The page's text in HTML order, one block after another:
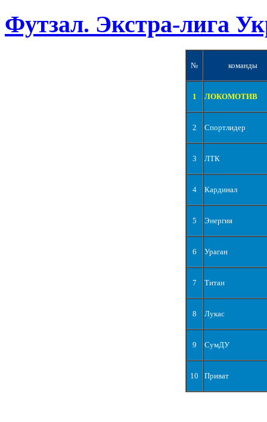
Футзал. Экстра-лига
№ команды
1 ЛОКОМОТИВ
2 Спортлидер
3 ЛТК
4 Кардинал
5 Энергия
6 Ураган
7 Титан
8 Лукас
9 СумДУ
10 Приват